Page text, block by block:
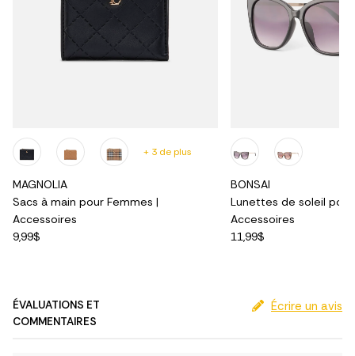
MAGNOLIA
Sacs à main pour Femmes |
Accessoires
9,99$
+ 3 de plus
BONSAI
Lunettes de soleil pour
Accessoires
11,99$
ÉVALUATIONS ET
COMMENTAIRES
Écrire un avis